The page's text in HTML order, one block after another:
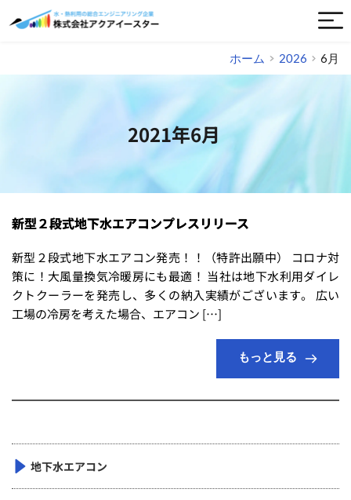
ホーム 2026 6月
2021年6月
地下水エアコン
新型２段式地下⽔エアコンプレスリリース
新型２段式地下⽔エアコン発売！！（特許出願中） コロナ対
策に！⼤⾵量換気冷暖房にも最適！ 当社は地下⽔利⽤ダイレ
クトクーラーを発売し、多くの納⼊実績がございます。 広い
⼯場の冷房を考えた場合、エアコン […]
もっと見る